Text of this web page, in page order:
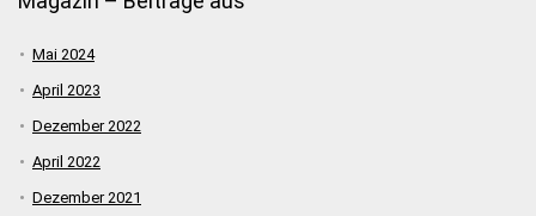
Mai 2024
April 2023
Dezember 2022
April 2022
Dezember 2021